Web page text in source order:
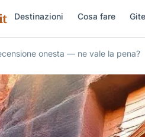
Destinazioni Cosa fare
onesta — ne vale la pena?